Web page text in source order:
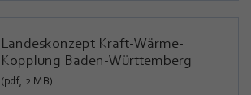
Landeskonzept Kraft-Wärme-
Kopplung Baden-Württemberg
(pdf, 2 MB)